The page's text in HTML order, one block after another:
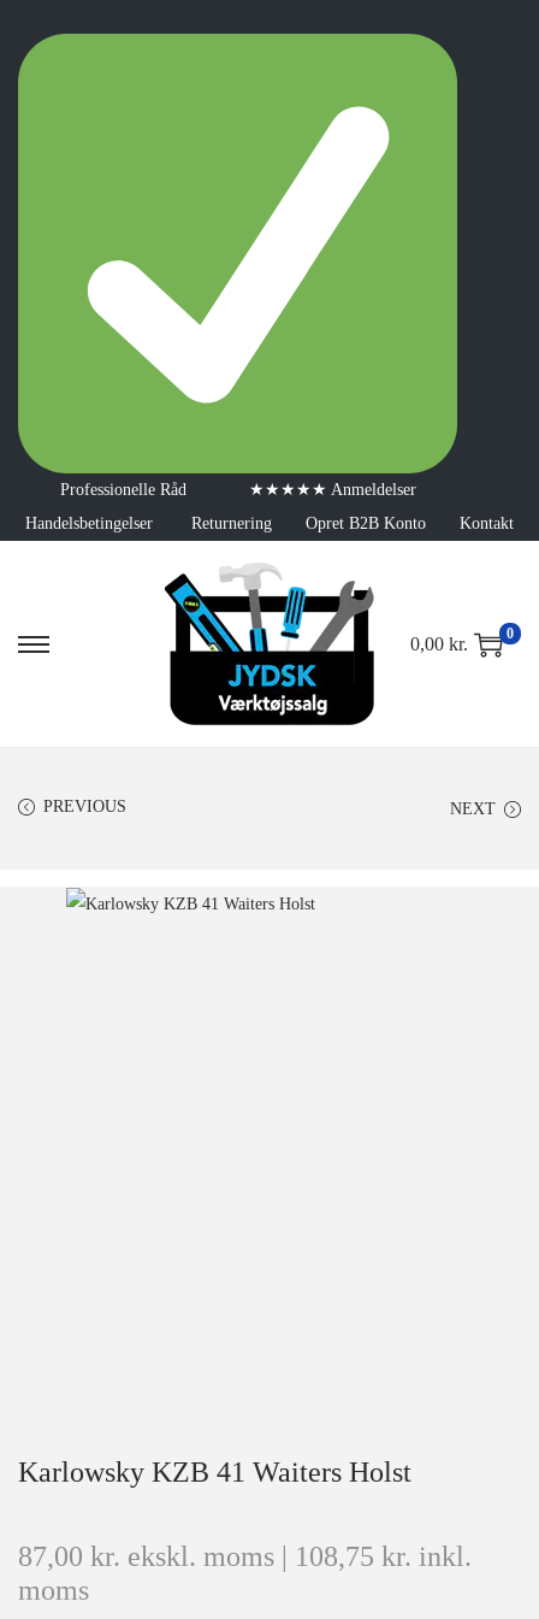
Professionelle Råd
★★★★★ Anmeldelser
Handelsbetingelser
Returnering Opret B2B Konto Kontakt
0,00 kr. 0
PREVIOUS NEXT
Karlowsky KZB 41 Waiters Holst
87,00 kr. ekskl. moms | 108,75 kr. inkl.
moms